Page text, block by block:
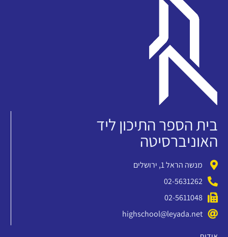
בית הספר התיכון ליד
האוניברסיטה
מנשה הראל 1, ירושלים
02-5631262
02-5611048
highschool@leyada.net